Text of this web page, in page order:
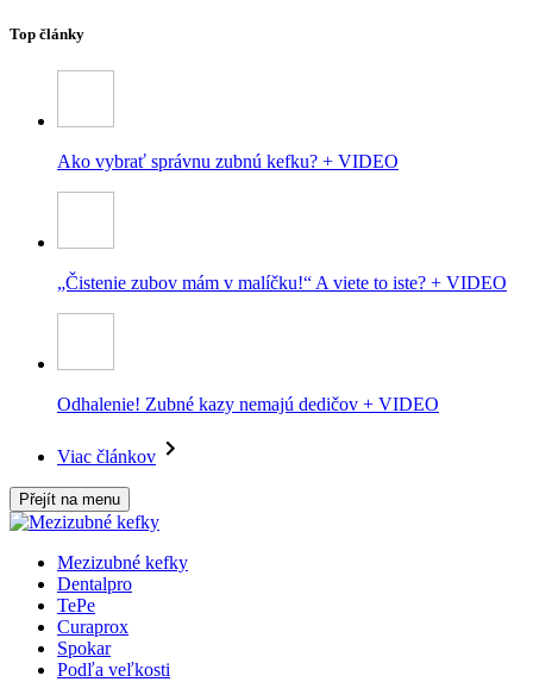
Top články
Ako vybrať správnu zubnú kefku? + VIDEO
„Čistenie zubov mám v malíčku!“ A viete to iste? + VIDEO
Odhalenie! Zubné kazy nemajú dedičov + VIDEO
Viac článkov
Přejít na menu
Mezizubné kefky
Dentalpro
TePe
Curaprox
Spokar
Podľa veľkosti